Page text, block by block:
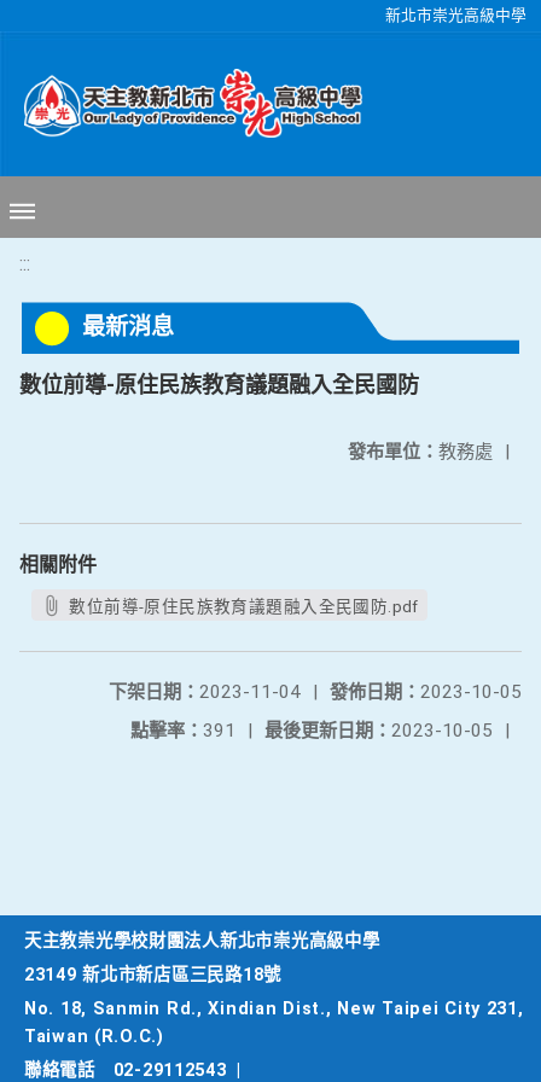
新北市崇光高級中學
:::
最新消息
數位前導-原住民族教育議題融入全民國防
發布單位： 教務處 |
相關附件
數位前導-原住民族教育議題融入全民國防.pdf
發佈日期： 2023-10-05
下架日期： 2023-11-04
|
最後更新日期： 2023-10-05 |
點擊率： 391 |
天主教崇光學校財團法人新北市崇光高級中學
23149 新北市新店區三民路18號
No. 18, Sanmin Rd., Xindian Dist., New Taipei City 231,
Taiwan (R.O.C.)
聯絡電話
02-29112543